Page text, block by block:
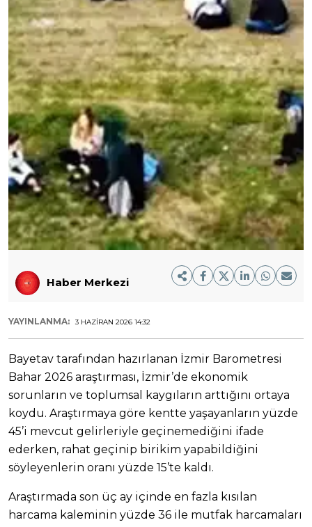
Haber Merkezi
YAYINLANMA: 3 HAZIRAN 2026 14:32
Bayetav tarafından hazırlanan İzmir Barometresi
Bahar 2026 araştırması, İzmir’de ekonomik
sorunların ve toplumsal kaygıların arttığını ortaya
koydu. Araştırmaya göre kentte yaşayanların yüzde
45’i mevcut gelirleriyle geçinemediğini ifade
ederken, rahat geçinip birikim yapabildiğini
söyleyenlerin oranı yüzde 15’te kaldı.
Araştırmada son üç ay içinde en fazla kısılan
harcama kaleminin yüzde 36 ile mutfak harcamaları